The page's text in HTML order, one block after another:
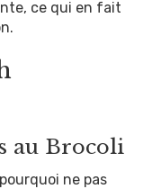
ce qui en fait
au Brocoli
ne pas